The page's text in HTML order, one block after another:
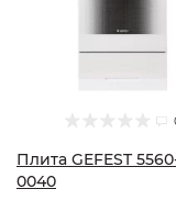
Плита GEFEST
0040